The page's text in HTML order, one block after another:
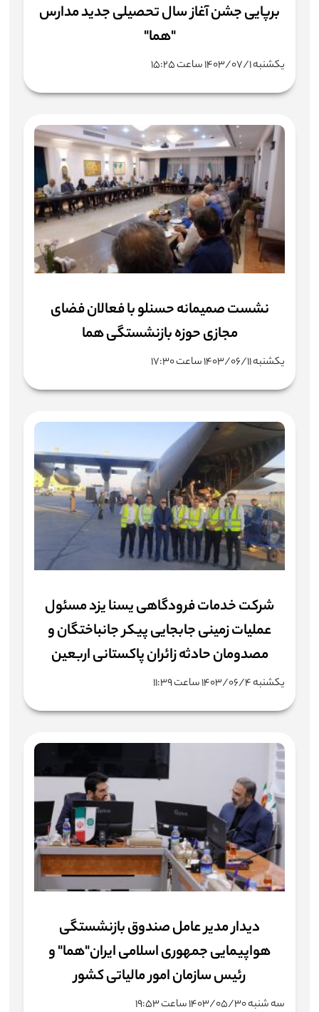
برپایی جشن آغاز سال تحصیلی جدید مدارس
"هما"
یکشنبه ۱۴۰۳/۰۷/۱ ساعت ۱۵:۲۵
نشست صمیمانه حسنلو با فعالان فضای
مجازی حوزه بازنشستگی هما
یکشنبه ۱۴۰۳/۰۶/۱۱ ساعت ۱۷:۳۰
شرکت خدمات فرودگاهی یسنا یزد مسئول
عملیات زمینی جابجایی پیکر جانباختگان و
مصدومان حادثه زائران پاکستانی اربعین
یکشنبه ۱۴۰۳/۰۶/۴ ساعت ۱۱:۳۹
ديدار مدير عامل صندوق بازنشستگی
هواپيمايی جمهوری اسلامی ايران"هما" و
رئيس سازمان امور مالياتی كشور
سه شنبه ۱۴۰۳/۰۵/۳۰ ساعت ۱۹:۵۳